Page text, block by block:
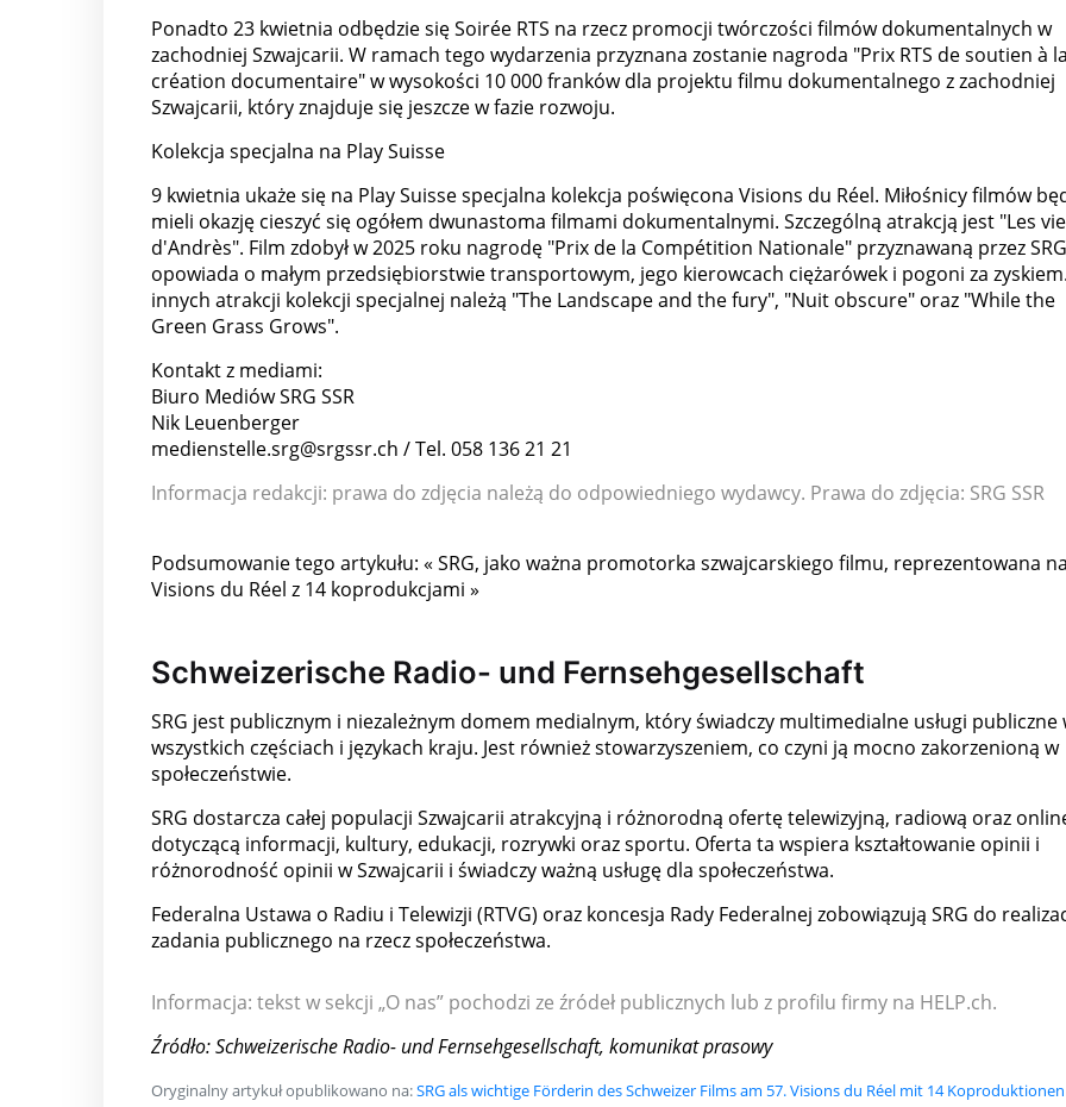
Ponadto 23 kwietnia odbędzie się Soirée RTS na rzecz promocji twórczości filmów dokumentalnych w
zachodniej Szwajcarii. W ramach tego wydarzenia przyznana zostanie nagroda "Prix RTS de soutien à
création documentaire" w wysokości 10 000 franków dla projektu filmu dokumentalnego z zachodniej
Szwajcarii, który znajduje się jeszcze w fazie rozwoju.
Kolekcja specjalna na Play Suisse
9 kwietnia ukaże się na Play Suisse specjalna kolekcja poświęcona Visions du Réel. Miłośnicy filmów
mieli okazję cieszyć się ogółem dwunastoma filmami dokumentalnymi. Szczególną atrakcją jest "Les
d'Andrès". Film zdobył w 2025 roku nagrodę "Prix de la Compétition Nationale" przyznawaną przez
opowiada o małym przedsiębiorstwie transportowym, jego kierowcach ciężarówek i pogoni za
innych atrakcji kolekcji specjalnej należą "The Landscape and the fury", "Nuit obscure" oraz "While the
Green Grass Grows".
Kontakt z mediami:
Biuro Mediów SRG SSR
Nik Leuenberger
medienstelle.srg@srgssr.ch / Tel. 058 136 21 21
Informacja redakcji: prawa do zdjęcia należą do odpowiedniego wydawcy. Prawa do zdjęcia: SRG SSR
Podsumowanie tego artykułu: « SRG, jako ważna promotorka szwajcarskiego filmu, reprezentowana
Visions du Réel z 14 koprodukcjami »
Schweizerische Radio- und Fernsehgesellschaft
SRG jest publicznym i niezależnym domem medialnym, który świadczy multimedialne usługi publiczne
wszystkich częściach i językach kraju. Jest również stowarzyszeniem, co czyni ją mocno zakorzenioną w
społeczeństwie.
SRG dostarcza całej populacji Szwajcarii atrakcyjną i różnorodną ofertę telewizyjną, radiową oraz
dotyczącą informacji, kultury, edukacji, rozrywki oraz sportu. Oferta ta wspiera kształtowanie opinii i
różnorodność opinii w Szwajcarii i świadczy ważną usługę dla społeczeństwa.
Federalna Ustawa o Radiu i Telewizji (RTVG) oraz koncesja Rady Federalnej zobowiązują SRG do
zadania publicznego na rzecz społeczeństwa.
Informacja: tekst w sekcji „O nas” pochodzi ze źródeł publicznych lub z profilu firmy na HELP.ch.
Źródło: Schweizerische Radio- und Fernsehgesellschaft, komunikat prasowy
Oryginalny artykuł opublikowano na:SRG als wichtige Förderin des Schweizer Films am 57. Visions du Réel mit 14 Koproduktionen